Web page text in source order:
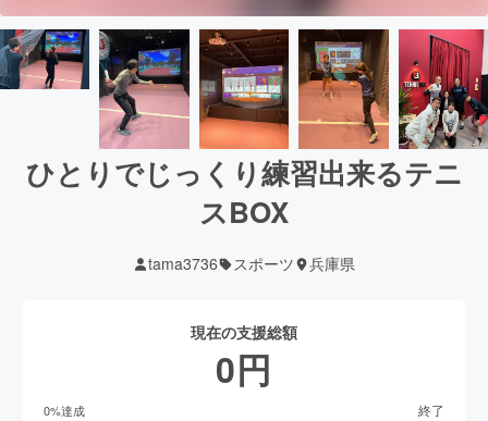
ひとりでじっくり練習出来るテニ
スBOX
tama3736 スポーツ 兵庫県
現在の支援総額
0円
0%達成 終了